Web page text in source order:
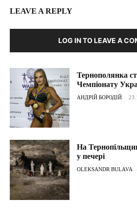
LEAVE A REPLY
LOG IN TO LEAVE A
Тернополянка
Чемпіонату
АНДРІЙ БОРОДІЙ -
На
у печері
OLEKSANDR BULAVA -